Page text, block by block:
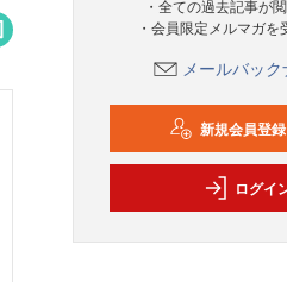
・全ての過去記事が
・会員限定メルマガ
メールバッ
新規会員登録
ログイ